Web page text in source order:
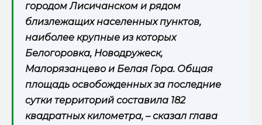
городом Лисичанском и рядом
близлежащих населенных пунктов,
наиболее крупные из которых
Белогоровка, Новодружеск,
Малорязанцево и Белая Гора. Общая
площадь освобожденных за последние
сутки территорий составила 182
квадратных километра, – сказал глава